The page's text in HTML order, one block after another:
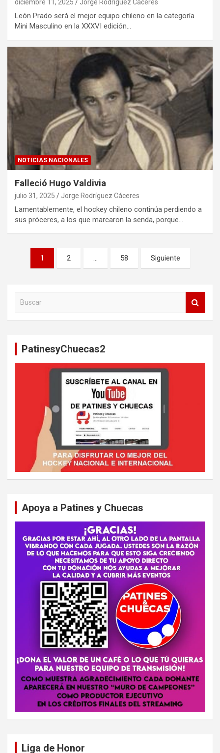
diciembre 11, 2025 Jorge Rodríguez Cáceres
León Prado será el mejor equipo chileno en la categoría
Mini Masculino en la XXXVI edición…
NOTICIAS NACIONALES
Falleció Hugo Valdivia
julio 31, 2025 Jorge Rodríguez Cáceres
Lamentablemente, el hockey chileno continúa perdiendo a
sus próceres, a los que marcaron la senda, porque…
Paginación
1 2 … 58 Siguiente
PatinesyChuecas2
Apoya a Patines y Chuecas
Liga de Honor